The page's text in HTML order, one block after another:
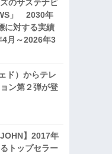
のサステナビ
」 2030年
に対する実績
4月～2026年3
ド）からテレ
ン第２弾が登
】2017年
トップセラー